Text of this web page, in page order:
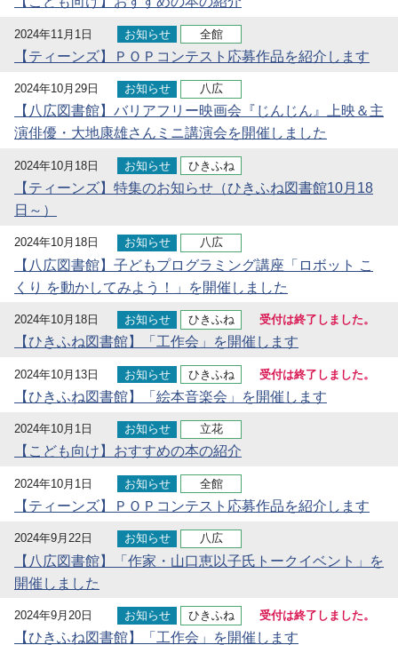
2024年11月1日 お知らせ 全館
【ティーンズ】ＰＯＰコンテスト応募作品を紹介します
2024年10月29日 お知らせ 八広
【八広図書館】バリアフリー映画会『じんじん』上映＆主
演俳優・大地康雄さんミニ講演会を開催しました
2024年10月18日 お知らせ ひきふね
【ティーンズ】特集のお知らせ（ひきふね図書館10月18
日～）
2024年10月18日 お知らせ 八広
【八広図書館】子どもプログラミング講座「ロボット こ
くり を動かしてみよう！」を開催しました
2024年10月18日 お知らせ ひきふね 受付は終了しました。
【ひきふね図書館】「工作会」を開催します
2024年10月13日 お知らせ ひきふね 受付は終了しました。
【ひきふね図書館】「絵本音楽会」を開催します
2024年10月1日 お知らせ 立花
【こども向け】おすすめの本の紹介
2024年10月1日 お知らせ 全館
【ティーンズ】ＰＯＰコンテスト応募作品を紹介します
2024年9月22日 お知らせ 八広
【八広図書館】「作家・山口恵以子氏トークイベント」を
開催しました
2024年9月20日 お知らせ ひきふね 受付は終了しました。
【ひきふね図書館】「工作会」を開催します